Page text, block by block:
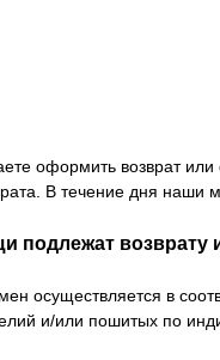
оформить возврат
В течение дня наши
подлежат возврату
осуществляется в
и/или пошитых по